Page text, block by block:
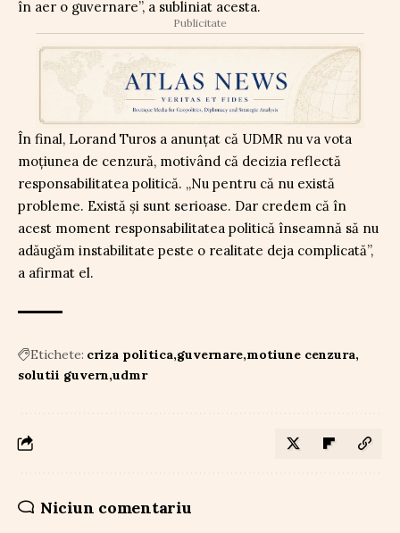
în aer o guvernare”, a subliniat acesta.
Publicitate
În final, Lorand Turos a anunțat că UDMR nu va vota
moțiunea de cenzură, motivând că decizia reflectă
responsabilitatea politică. „Nu pentru că nu există
probleme. Există și sunt serioase. Dar credem că în
acest moment responsabilitatea politică înseamnă să nu
adăugăm instabilitate peste o realitate deja complicată”,
a afirmat el.
Etichete: criza politica guvernare motiune cenzura
solutii guvern udmr
Niciun comentariu